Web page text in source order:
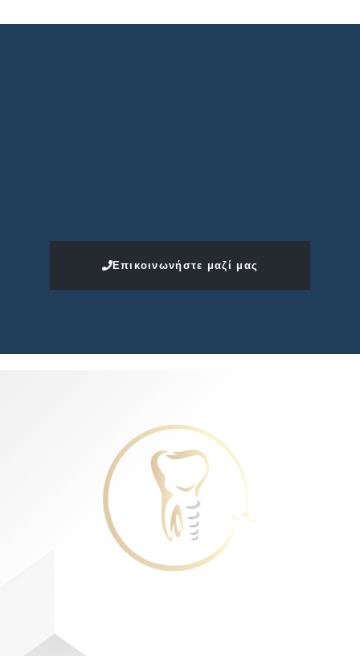
Επικοινωνήστε μαζί μας